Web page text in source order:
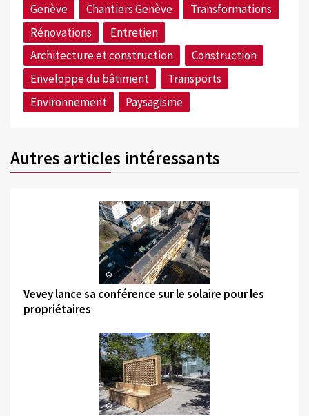
Genève Chantiers Genève
Transformations
Rénovations
Entretien
Architecture et construction
Construction
Enveloppe du bâtiment
Transports
Environnement
Paysagisme
Autres articles intéressants
©
Vevey lance sa conférence sur le solaire pour les
propriétaires
©